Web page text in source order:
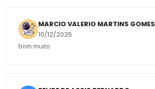
MARCIO VALERIO MARTINS GOMES
10/12/2025
bom muito